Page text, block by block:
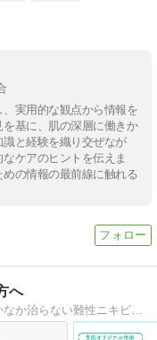
実用的な観点から情報を
基に、肌の深層に働きか
と経験を織り交ぜなが
ケアのヒントを伝えま
の情報の最前線に触れる
へ
当院は様々な治療を行ったけれどもなかなか治らない難性ニキビも、最新の治療と確かな経験をもとに対処いたします。このブログは、当院で治療を受けられた方の症例を紹介するものです。人生が変わった治療を体験した方々がここにいます。